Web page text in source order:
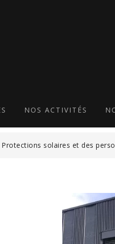
NOS ACTIVITÉS
Protections solaires et des